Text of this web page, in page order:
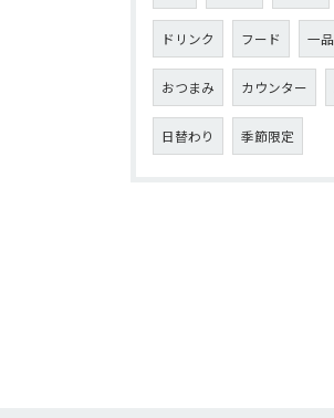
ドリンク フード 一品
おつまみ カウンター
日替わり 季節限定